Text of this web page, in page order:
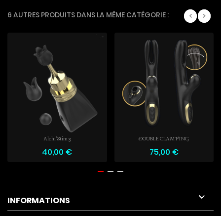
6 AUTRES PRODUITS DANS LA MÊME CATÉGORIE :
Alchi'Stim 3
40,00 €
DOUBLE CLAMPING
75,00 €
INFORMATIONS 